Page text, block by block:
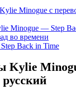
Minogue с
Minogue — Step
во времени
Back in Time
Kylie